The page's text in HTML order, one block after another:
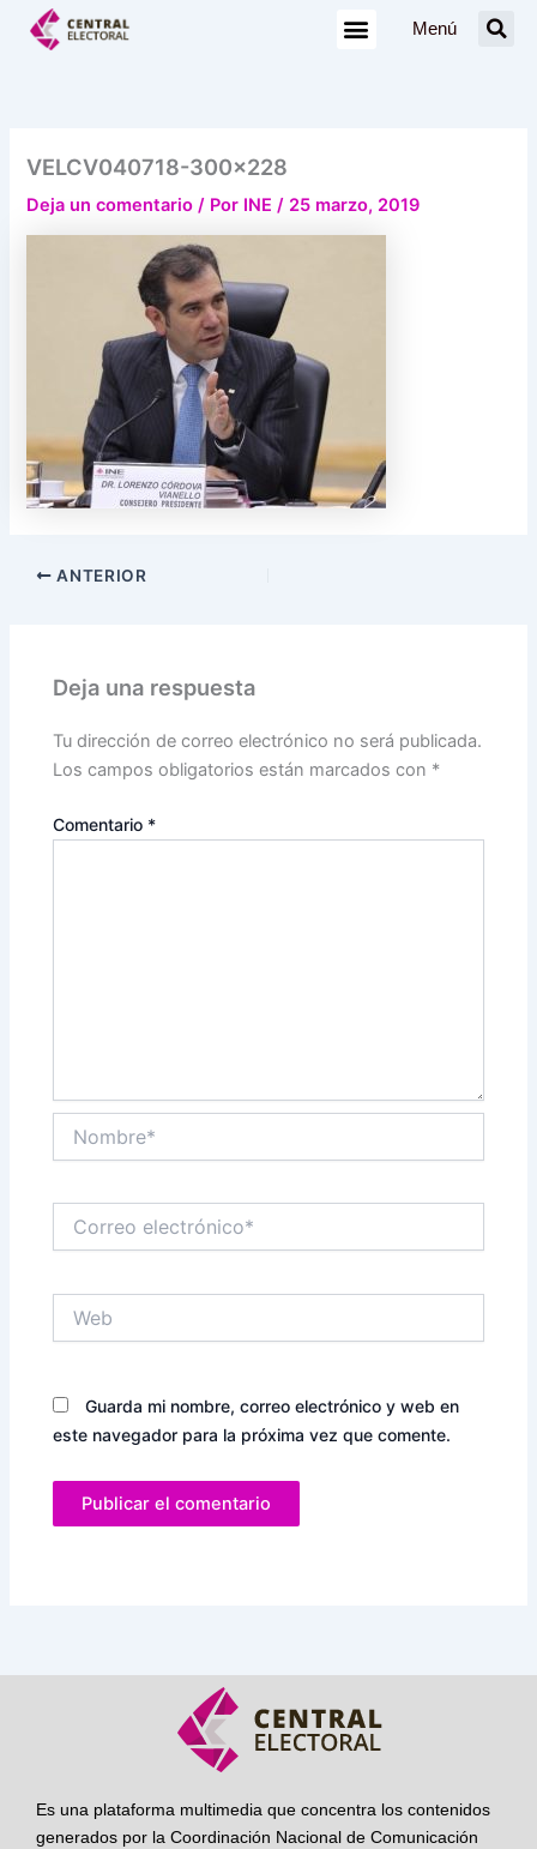
Menú
VELCV040718-300×228
Deja un comentario / Por INE/ 25 marzo, 2019
ANTERIOR
Deja una respuesta
Tu dirección de correo electrónico no será publicada.
Los campos obligatorios están marcados con *
Comentario *
electrónico*
Guarda mi nombre, correo electrónico y web en
este navegador para la próxima vez que comente.
Es una plataforma multimedia que concentra los contenidos
generados por la Coordinación Nacional de Comunicación